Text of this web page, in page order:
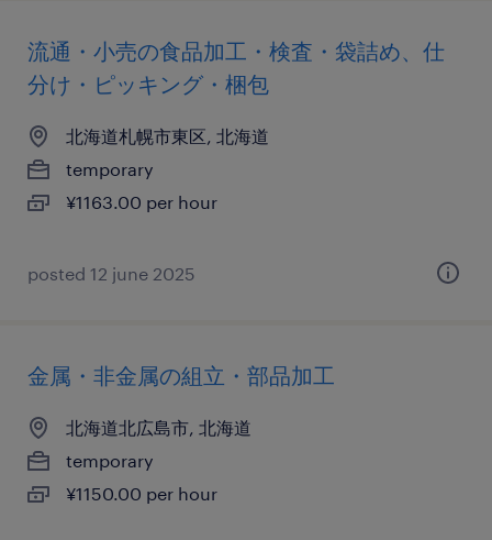
流通・小売の食品加工・検査・袋詰め、仕
分け・ピッキング・梱包
北海道札幌市東区, 北海道
temporary
¥1163.00 per hour
posted 12 june 2025
金属・非金属の組立・部品加工
北海道北広島市, 北海道
temporary
¥1150.00 per hour